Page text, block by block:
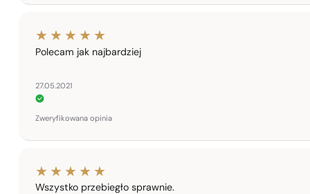
Polecam jak najbardziej
27.05.2021
Zweryfikowana opinia
Wszystko przebiegło sprawnie.